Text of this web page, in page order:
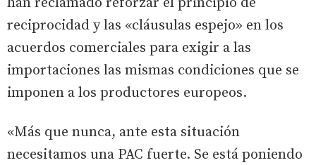
reciprocidad y las «cláusulas espejo» en los
acuerdos comerciales para exigir a las
importaciones las mismas condiciones que se
imponen a los productores europeos.
«Más que nunca, ante esta situación
necesitamos una PAC fuerte. Se está poniendo